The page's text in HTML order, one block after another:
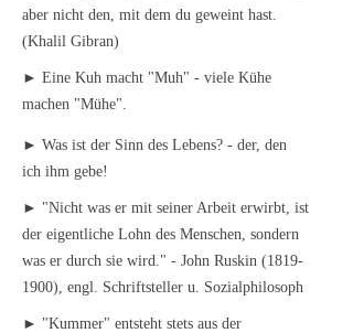
aber nicht den, mit dem du geweint hast.
(Khalil Gibran)
► Eine Kuh macht "Muh" - viele Kühe
machen "Mühe".
► Was ist der Sinn des Lebens? - der, den
ich ihm gebe!
► "Nicht was er mit seiner Arbeit erwirbt, ist
der eigentliche Lohn des Menschen, sondern
was er durch sie wird." - John Ruskin (1819-
1900), engl. Schriftsteller u. Sozialphilosoph
► "Kummer" entsteht stets aus der